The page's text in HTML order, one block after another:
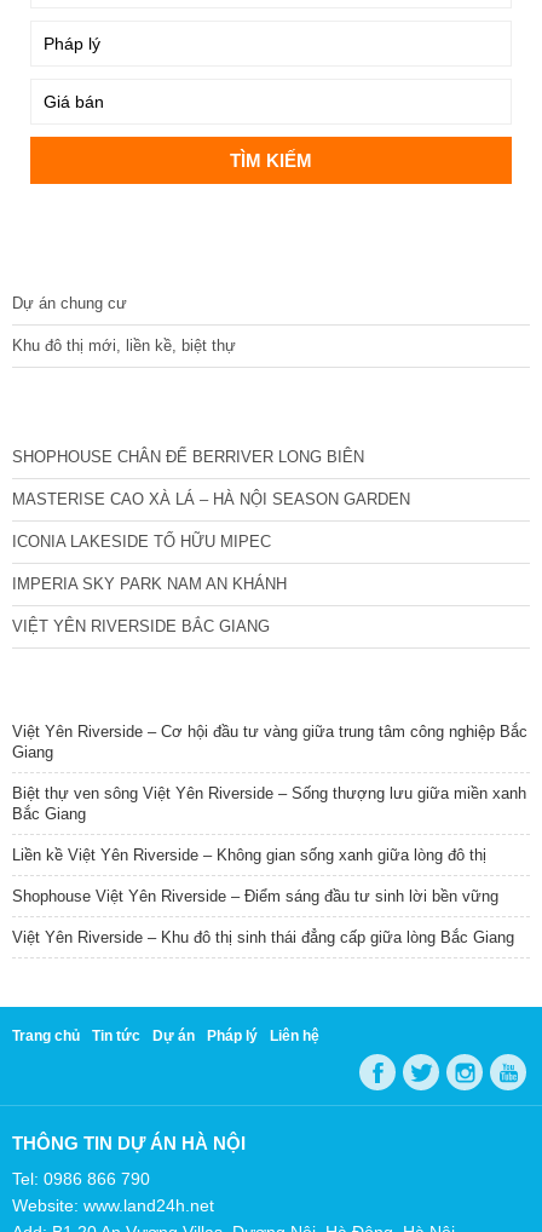
Dự án chung cư
Khu đô thị mới, liền kề, biệt thự
SHOPHOUSE CHÂN ĐẾ BERRIVER LONG BIÊN
MASTERISE CAO XÀ LÁ – HÀ NỘI SEASON GARDEN
ICONIA LAKESIDE TỐ HỮU MIPEC
IMPERIA SKY PARK NAM AN KHÁNH
VIỆT YÊN RIVERSIDE BẮC GIANG
Việt Yên Riverside – Cơ hội đầu tư vàng giữa trung tâm công nghiệp Bắc
Giang
Biệt thự ven sông Việt Yên Riverside – Sống thượng lưu giữa miền xanh
Bắc Giang
Liền kề Việt Yên Riverside – Không gian sống xanh giữa lòng đô thị
Shophouse Việt Yên Riverside – Điểm sáng đầu tư sinh lời bền vững
Việt Yên Riverside – Khu đô thị sinh thái đẳng cấp giữa lòng Bắc Giang
Trang chủ Tin tức Dự án Pháp lý Liên hệ
THÔNG TIN DỰ ÁN HÀ NỘI
Tel: 0986 866 790
Website: www.land24h.net